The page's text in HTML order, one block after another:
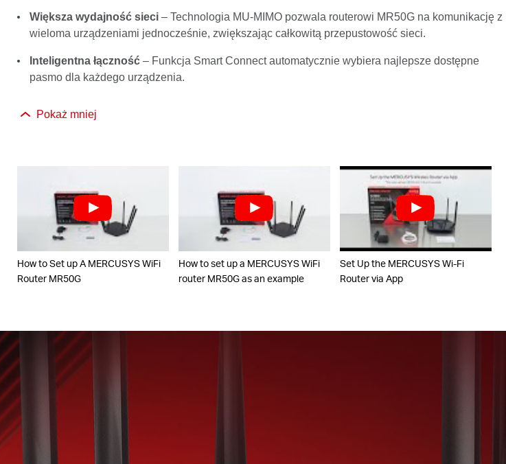
Większa wydajność sieci – Technologia MU-MIMO pozwala routerowi MR50G na komunikację z
wieloma urządzeniami jednocześnie, zwiększając całkowitą przepustowość sieci.
Inteligentna łączność – Funkcja Smart Connect automatycznie wybiera najlepsze dostępne
pasmo dla każdego urządzenia.
Pokaż mniej
How to Set up A MERCUSYS WiFi
Router MR50G
How to set up a MERCUSYS WiFi
router MR50G as an example
Set Up the MERCUSYS Wi-Fi
Router via App